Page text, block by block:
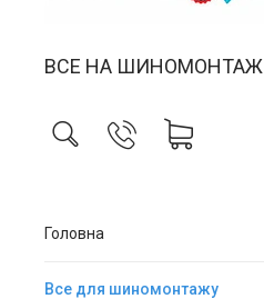
ВСЕ НА ШИНОМОНТАЖ
Головна
Все для шиномонтажу